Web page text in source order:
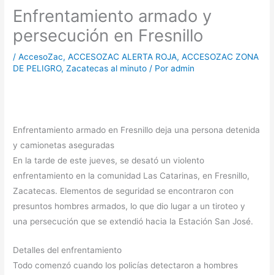
Enfrentamiento armado y
persecución en Fresnillo
/AccesoZac,ACCESOZAC ALERTA ROJA,ACCESOZAC ZONA
DE PELIGRO,Zacatecas al minuto / Poradmin
Enfrentamiento armado en Fresnillo deja una persona detenida
y camionetas aseguradas
En la tarde de este jueves, se desató un violento
enfrentamiento en la comunidad Las Catarinas, en Fresnillo,
Zacatecas. Elementos de seguridad se encontraron con
presuntos hombres armados, lo que dio lugar a un tiroteo y
una persecución que se extendió hacia la Estación San José.
Detalles del enfrentamiento
Todo comenzó cuando los policías detectaron a hombres